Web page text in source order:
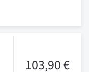
103,90 €